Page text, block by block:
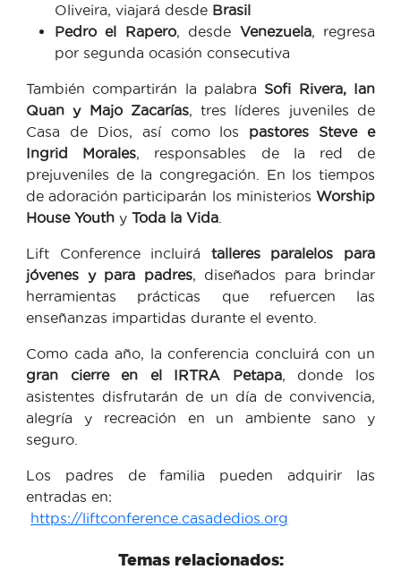
Oliveira, viajará desde Brasil
Pedro el Rapero, desde Venezuela, regresa
por segunda ocasión consecutiva
También compartirán la palabra Sofi Rivera, Ian
Quan y Majo Zacarías, tres líderes juveniles de
Casa de Dios, así como los pastores Steve e
Ingrid Morales, responsables de la red de
prejuveniles de la congregación. En los tiempos
de adoración participarán los ministerios Worship
House Youth y Toda la Vida
Lift Conference incluirá talleres paralelos para
jóvenes y para padres, diseñados para brindar
herramientas prácticas que refuercen las
enseñanzas impartidas durante el evento.
Como cada año, la conferencia concluirá con un
gran cierre en el IRTRA Petapa, donde los
asistentes disfrutarán de un día de convivencia,
alegría y recreación en un ambiente sano y
seguro.
Los padres de familia pueden adquirir las
entradas en:
https://liftconference.casadedios.org
Temas relacionados: